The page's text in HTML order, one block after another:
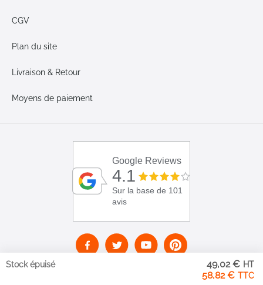
58,82 €
49,02 €
Stock épuisé
CGV
Plan du site
Livraison & Retour
Moyens de paiement
Google Reviews
4.1
Sur la base de 101
avis